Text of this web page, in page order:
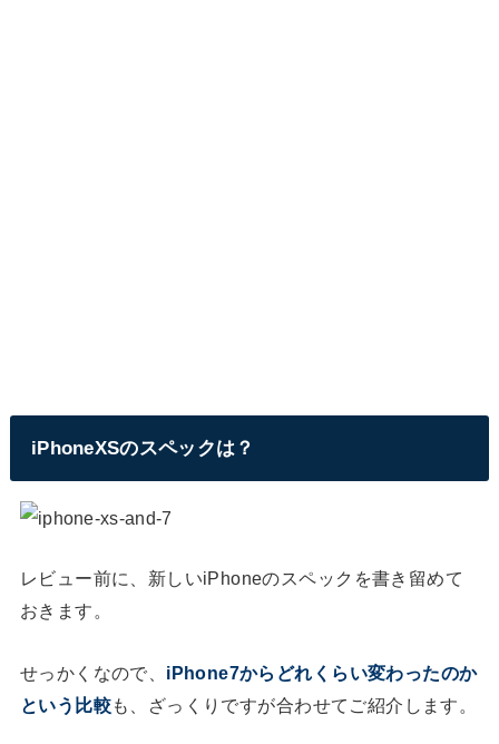
iPhoneXSのスペックは？
レビュー前に、新しいiPhoneのスペックを書き留めて
おきます。
せっかくなので、 iPhone7からどれくらい変わったのか
という比較も、ざっくりですが合わせてご紹介します。